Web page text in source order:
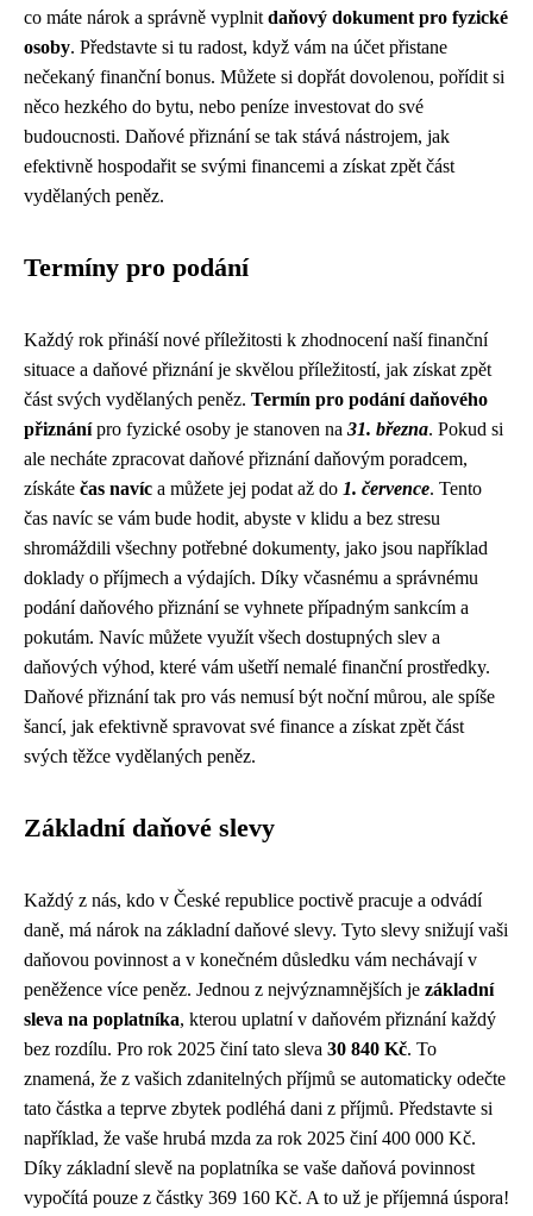
co máte nárok a správně vyplnit daňový dokument pro fyzické
osoby. Představte si tu radost, když vám na účet přistane
nečekaný finanční bonus. Můžete si dopřát dovolenou, pořídit si
něco hezkého do bytu, nebo peníze investovat do své
budoucnosti. Daňové přiznání se tak stává nástrojem, jak
efektivně hospodařit se svými financemi a získat zpět část
vydělaných peněz.
Termíny pro podání
Každý rok přináší nové příležitosti k zhodnocení naší finanční
situace a daňové přiznání je skvělou příležitostí, jak získat zpět
část svých vydělaných peněz. Termín pro podání daňového
přiznánípro fyzické osoby je stanoven na 31. března. Pokud si
ale necháte zpracovat daňové přiznání daňovým poradcem,
získáte čas navíc a můžete jej podat až do 1. července. Tento
čas navíc se vám bude hodit, abyste v klidu a bez stresu
shromáždili všechny potřebné dokumenty, jako jsou například
doklady o příjmech a výdajích. Díky včasnému a správnému
podání daňového přiznání se vyhnete případným sankcím a
pokutám. Navíc můžete využít všech dostupných slev a
daňových výhod, které vám ušetří nemalé finanční prostředky.
Daňové přiznání tak pro vás nemusí být noční můrou, ale spíše
šancí, jak efektivně spravovat své finance a získat zpět část
svých těžce vydělaných peněz.
Základní daňové slevy
Každý z nás, kdo v České republice poctivě pracuje a odvádí
daně, má nárok na základní daňové slevy. Tyto slevy snižují vaši
daňovou povinnost a v konečném důsledku vám nechávají v
peněžence více peněz. Jednou z nejvýznamnějších je základní
sleva na poplatníka, kterou uplatní v daňovém přiznání každý
bez rozdílu. Pro rok 2025 činí tato sleva 30 840 Kč. To
znamená, že z vašich zdanitelných příjmů se automaticky odečte
tato částka a teprve zbytek podléhá dani z příjmů. Představte si
například, že vaše hrubá mzda za rok 2025 činí 400 000 Kč.
Díky základní slevě na poplatníka se vaše daňová povinnost
vypočítá pouze z částky 369 160 Kč. A to už je příjemná úspora!